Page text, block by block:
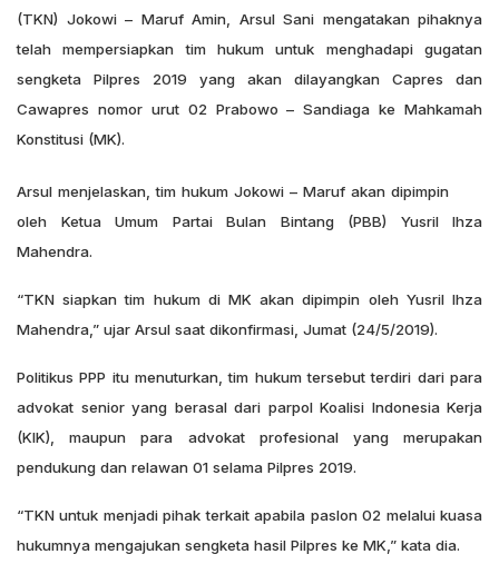
(TKN) Jokowi – Maruf Amin, Arsul Sani mengatakan pihaknya
telah mempersiapkan tim hukum untuk menghadapi gugatan
sengketa Pilpres 2019 yang akan dilayangkan Capres dan
Cawapres nomor urut 02 Prabowo – Sandiaga ke Mahkamah
Konstitusi (MK).
Arsul menjelaskan, tim hukum Jokowi – Maruf akan dipimpin
oleh Ketua Umum Partai Bulan Bintang (PBB) Yusril Ihza
Mahendra.
“TKN siapkan tim hukum di MK akan dipimpin oleh Yusril Ihza
Mahendra,” ujar Arsul saat dikonfirmasi, Jumat (24/5/2019).
Politikus PPP itu menuturkan, tim hukum tersebut terdiri dari para
advokat senior yang berasal dari parpol Koalisi Indonesia Kerja
(KIK), maupun para advokat profesional yang merupakan
pendukung dan relawan 01 selama Pilpres 2019.
“TKN untuk menjadi pihak terkait apabila paslon 02 melalui kuasa
hukumnya mengajukan sengketa hasil Pilpres ke MK,” kata dia.